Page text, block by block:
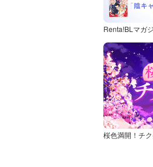
Renta!BLマガ
桜色満開！チ